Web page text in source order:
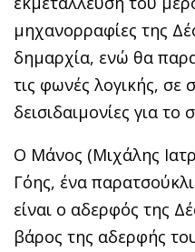
μηχανορραφίες της
δημαρχία, ενώ θα
τις φωνές λογικής, σε
δεισιδαιμονίες για το
Ο Μάνος (Μιχάλης
Γόης, ένα
είναι ο αδερφός της
βάρος της αδερφής